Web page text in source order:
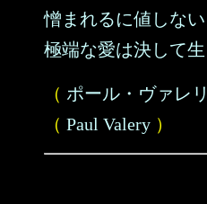
憎まれるに値しな
極端な愛は決して生
（ ポール・ヴァレ
（ Paul Valery ）